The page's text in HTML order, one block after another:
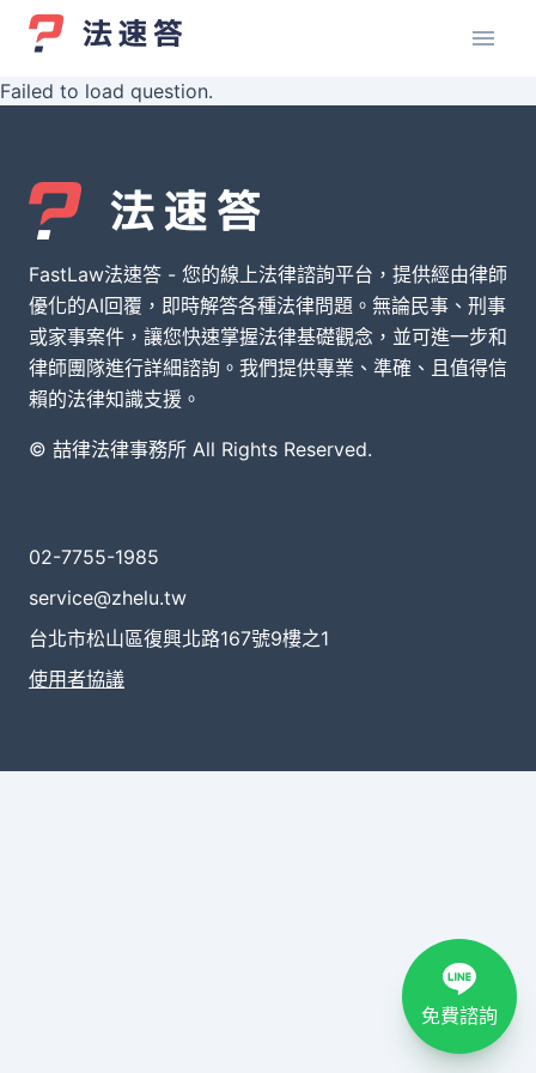
Failed to load question.
FastLaw法速答 - 您的線上法律諮詢平台，提供經由律師
優化的AI回覆，即時解答各種法律問題。無論民事、刑事
或家事案件，讓您快速掌握法律基礎觀念，並可進一步和
律師團隊進行詳細諮詢。我們提供專業、準確、且值得信
賴的法律知識支援。
© 喆律法律事務所 All Rights Reserved.
02-7755-1985
service@zhelu.tw
台北市松山區復興北路167號9樓之1
使用者協議
免費諮詢